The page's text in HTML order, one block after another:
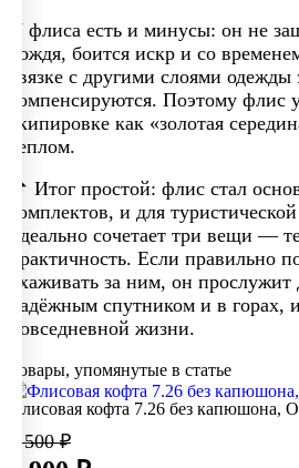
У флиса есть и минусы: он не
дождя, боится искр и со
связке с другими слоями одежды
компенсируются. Поэтому флис
экипировке как «золотая
теплом.
📌 Итог простой: флис стал
комплектов, и для
идеально сочетает три вещи —
практичность. Если правильно
ухаживать за ним, он прослужит
надёжным спутником и в горах,
повседневной жизни.
Товары, упомянутые в статье
Флисовая кофта 7.26 без капюшона,
4 500 ₽